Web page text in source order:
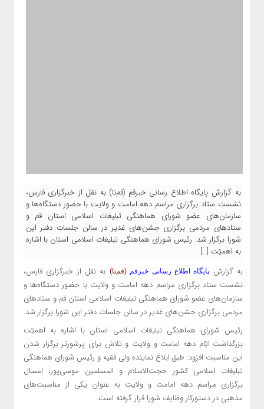
به گزارش پایگاه اطلاع رسانی خبرقم (قم‌نا) به نقل از خبرگزاری فارس،
نشست ستاد برگزاری مراسم دهه امامت و ولایت با حضور دستگاه‌ها و
سازمان‌های عضو شورای هماهنگی تبلیغات اسلامی استان قم و
ستادهای مردمی برگزاری جشن‌های غدیر در سالن جلسات دفتر این
شورا برگزار شد. رئیس شورای هماهنگی تبلیغات اسلامی استان با اشاره
به اهمیّت […]
به گزارش پایگاه اطلاع رسانی خبرقم (قم‌نا)
به نقل از خبرگزاری فارس،
نشست ستاد برگزاری مراسم دهه امامت و ولایت با حضور دستگاه‌ها و
سازمان‌های عضو شورای هماهنگی تبلیغات اسلامی استان قم و ستادهای
مردمی برگزاری جشن‌های غدیر در سالن جلسات دفتر این شورا برگزار شد.
رئیس شورای هماهنگی تبلیغات اسلامی استان با اشاره به اهمیّت
بزرگداشت ایّام دهه امامت و ولایت و تلاش برای پرشورتر برگزار شدن
این مناسبت افزود: طبق ابلاغ نماینده ولی فقیه و رئیس شورای هماهنگی
تبلیغات اسلامی کشور حجت‌الاسلام و المسلمین موسی‌پور، امسال
برگزاری مراسم دهه امامت و ولایت به عنوان یکی از مناسبت‌های
مذهبی در دستورکار وظایف شورا قرار گرفته است.